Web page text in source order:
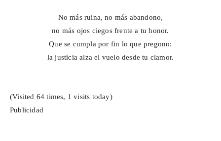
No más ruina, no más abandono,
no más ojos ciegos frente a tu honor.
Que se cumpla por fin lo que pregono:
la justicia alza el vuelo desde tu clamor.
(Visited 64 times, 1 visits today)
Publicidad